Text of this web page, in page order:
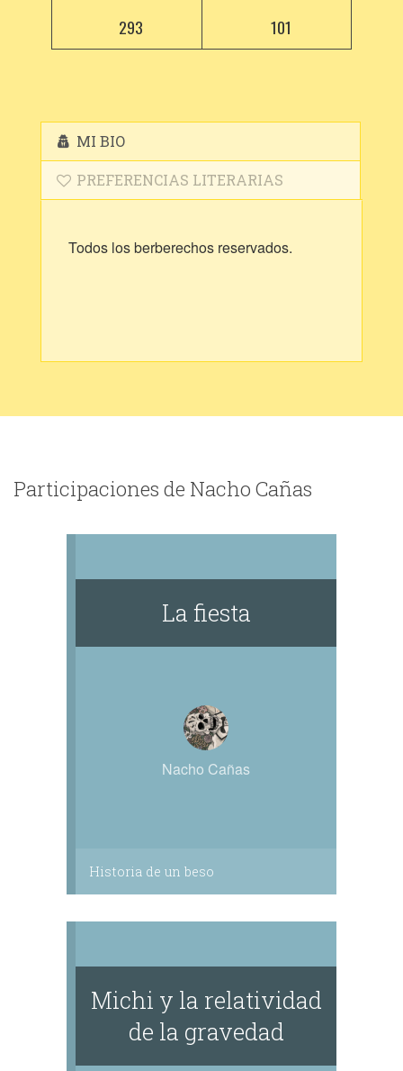
293 101
MI BIO
PREFERENCIAS LITERARIAS
Todos los berberechos reservados.
Participaciones de Nacho Cañas
La fiesta
Nacho Cañas
Historia de un beso
Michi y la relatividad
de la gravedad